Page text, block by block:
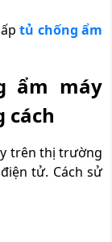
tủ chống ẩm
ẩm máy
cách
trên thị trường
tử. Cách sử